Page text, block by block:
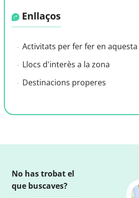
Enllaços
Activitats per fer fer en aquesta
Llocs d'interès a la zona
Destinacions properes
No has trobat el
que buscaves?